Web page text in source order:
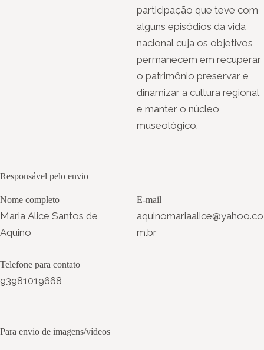
participação que teve com
alguns episódios da vida
nacional cuja os objetivos
permanecem em recuperar
o patrimônio preservar e
dinamizar a cultura regional
e manter o núcleo
museológico.
Responsável pelo envio
Nome completo
Maria Alice Santos de
Aquino
Telefone para contato
93981019668
E-mail
aquinomariaalice@yahoo.co
m.br
Para envio de imagens/vídeos